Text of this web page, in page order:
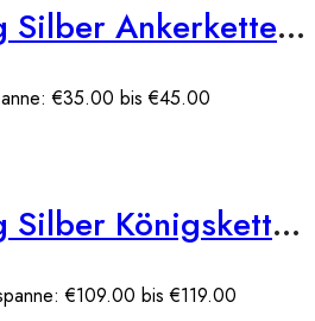
925er Sterling Silber Ankerkette Massiv 2,2 mm
€35.00 bis €45.00
925er Sterling Silber Königskette Massiv 2,10 mm (rhodniert)
€109.00 bis €119.00